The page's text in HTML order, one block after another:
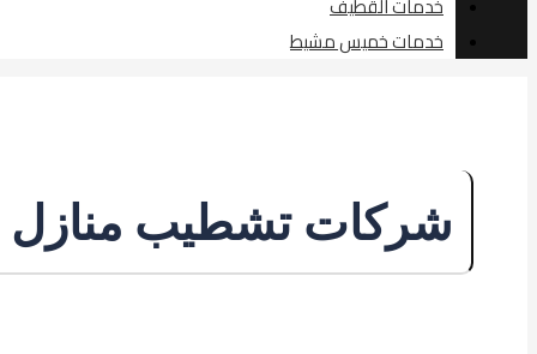
خدمات خميس مشيط
شركات تشطيب منازل